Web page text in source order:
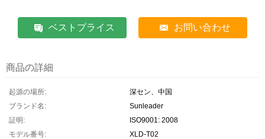
ベストプライス お問い合わせ
商品の詳細
起源の場所:
深セン、中国
ブランド名:
Sunleader
証明:
ISO9001: 2008
モデル番号:
XLD-T02